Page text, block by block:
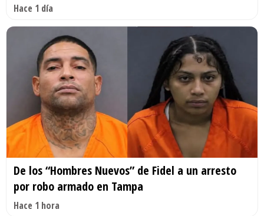
Hace 1 día
De los “Hombres Nuevos” de Fidel a un arresto
por robo armado en Tampa
Hace 1 hora